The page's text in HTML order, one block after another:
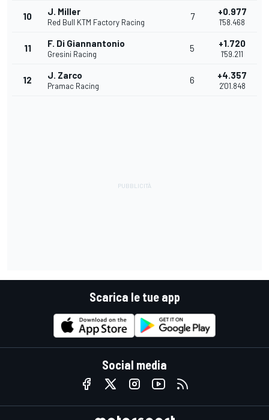
10 J. Miller
Red Bull KTM Factory Racing
7 +0.977
1'58.468
11 F. Di Giannantonio
Gresini Racing
5 +1.720
1'59.211
12 J. Zarco
Pramac Racing
6 +4.357
2'01.848
Scarica le tue app
Social media